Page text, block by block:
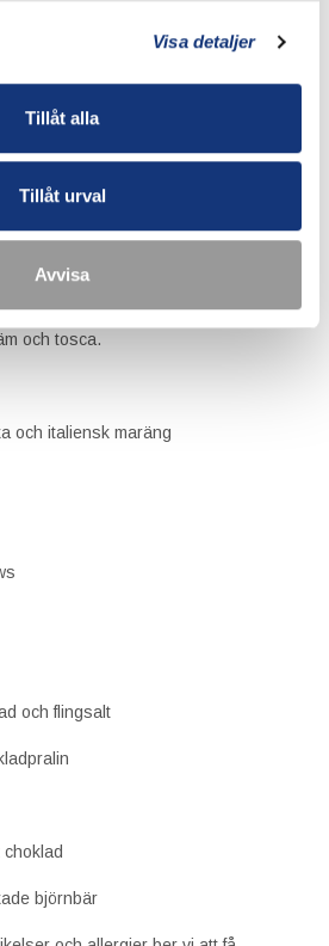
Visa detaljer
Tillåt alla
Tillåt urval
Avvisa
i glas med bavaroise smaksatt
och mandel crunch med
och tosca.
och italiensk maräng
och flingsalt
björnbär